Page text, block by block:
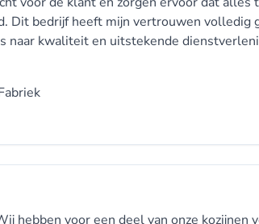
Dit bedrijf heeft mijn vertrouwen volledig
naar kwaliteit en uitstekende
hebben voor een deel van onze kozijnen